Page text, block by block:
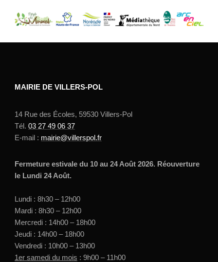
MAIRIE DE VILLERS-POL
14 Rue des Écoles, 59530 Villers-Pol
Tél. 03 27 49 06 37
E-mail : mairie@villerspol.fr
Fermeture estivale du 10 au 24 Août 2026. Réouverture
le Lundi 24 Août.
Lundi : 8h30 – 12h00
Mardi : 8h30 – 12h00
Mercredi : 14h00 – 18h00
Jeudi : 14h00 – 18h00
Vendredi : 10h00 – 13h00
1er samedi du mois : 9h00 – 11h00